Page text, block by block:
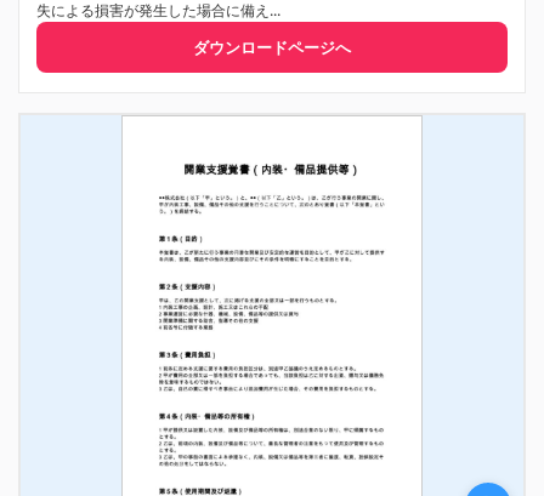
失による損害が発生した場合に備え...
ダウンロードページへ